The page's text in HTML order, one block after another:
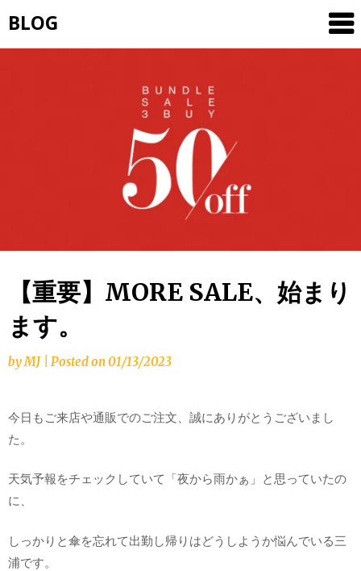
to
content
BLOG
【重要】MORE SALE、始まり
ます。
byMJ Posted on01/13/2023
今日もご来店や通販でのご注文、誠にありがとうございまし
た。
天気予報をチェックしていて「夜から雨かぁ」と思っていたの
に、
しっかりと傘を忘れて出勤し帰りはどうしようか悩んでいる三
浦です。